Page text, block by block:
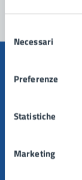
delNecessari
Preferenze
Statistiche
Marketing
AMMINISTRAZIONE
Organi di governo